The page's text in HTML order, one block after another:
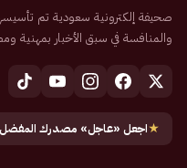
والمنافسة في سبق الأخبار بمهنية
★اجعل «عاجل» مصدرك